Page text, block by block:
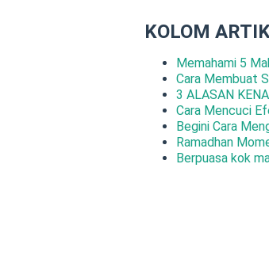
KOLOM
Memahami 5
Cara Membuat
3 ALASAN
Cara Mencuci
Begini Cara
Ramadhan
Berpuasa kok